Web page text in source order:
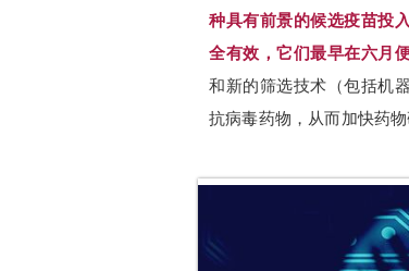
种具有前景的候选疫苗投
全有效，它们最早在六月
和新的筛选技术（包括机
抗病毒药物，从而加快药物